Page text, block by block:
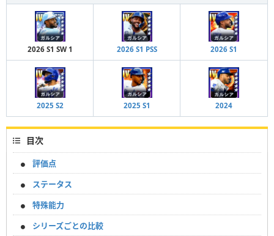
2026 S1 SW 1 2026 S1 PSS 2026 S1
2025 S2 2025 S1 2024
目次
評価点
ステータス
特殊能力
シリーズごとの比較